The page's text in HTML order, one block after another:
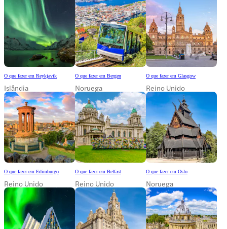
O que fazer em Reykjavik
Islândia
O que fazer em Bergen
Noruega
O que fazer em Glasgow
Reino Unido
O que fazer em Edimburgo
Reino Unido
O que fazer em Belfast
Reino Unido
O que fazer em Oslo
Noruega